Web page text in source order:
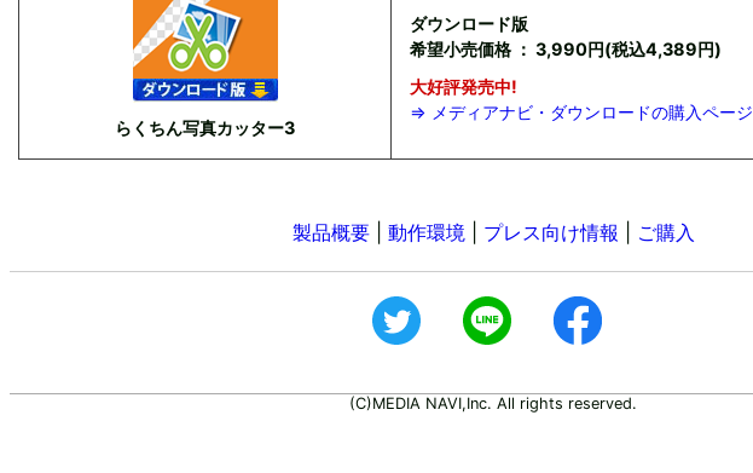
らくちん写真カッター3
ダウンロード版
希望小売価格 ： 3,990円(税込4,389円)
大好評発売中!
⇒ メディアナビ・ダウンロードの購入ページ
製品概要| 動作環境| プレス向け情報 ご購入
(C)MEDIA NAVI,Inc. All rights reserved.